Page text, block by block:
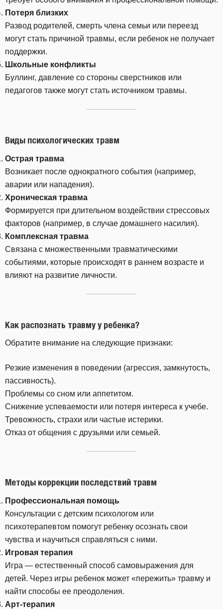
Потеря близких
Развод родителей, смерть члена семьи или переезд
могут стать причиной травмы, если ребенок не получает
поддержки.
Школьные конфликты
Буллинг, давление со стороны сверстников или
педагогов также могут стать источником травмы.
Виды психологических травм
Острая травма
Возникает после однократного события (например,
аварии или нападения).
Хроническая травма
Формируется при длительном воздействии стрессовых
факторов (например, в случае домашнего насилия).
Комплексная травма
Связана с множественными травматическими
событиями, которые происходят в раннем возрасте и
влияют на развитие личности.
Как распознать травму у ребенка?
Обратите внимание на следующие признаки:
Резкие изменения в поведении (агрессия, замкнутость,
пассивность).
Проблемы со сном или аппетитом.
Снижение успеваемости или потеря интереса к учебе.
Тревожность, страхи или частые истерики.
Отказ от общения с друзьями или семьей.
Методы коррекции последствий травм
Профессиональная помощь
Консультации с детским психологом или
психотерапевтом помогут ребенку осознать свои
чувства и научиться справляться с ними.
Игровая терапия
Игра — естественный способ самовыражения для
детей. Через игры ребенок может «пережить» травму и
найти способы ее преодоления.
Арт-терапия